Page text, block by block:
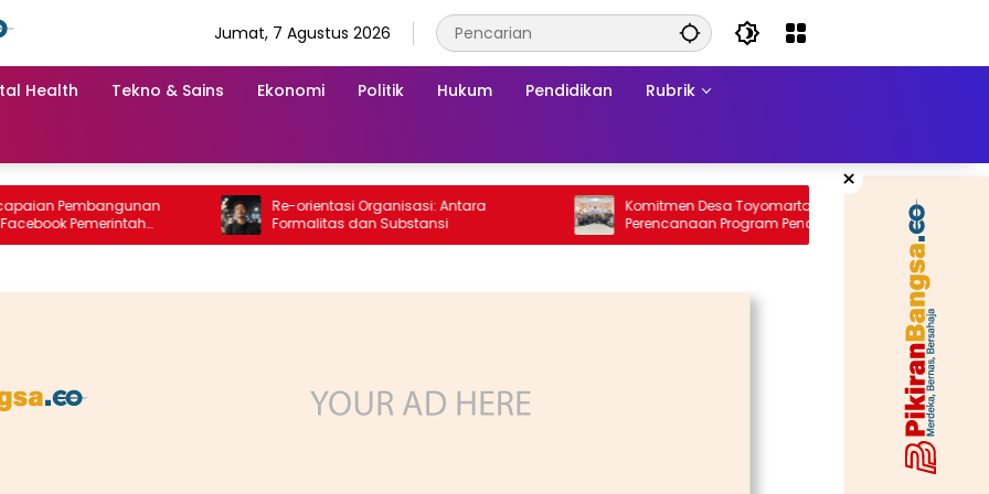
Jumat, 7 Agustus 2026
Health Tekno & Sains Ekonomi Politik Hukum Pendidikan Rubrik
×
Pembangunan
Pemerintah
“Dirujak” Warganet
Re-orientasi Organisasi: Antara
Formalitas dan Substansi
Komitmen Desa Toyomarto dalam
Perencanaan Program Pencegahan
Stunting melalui ‎Rembuk Stunting Desa